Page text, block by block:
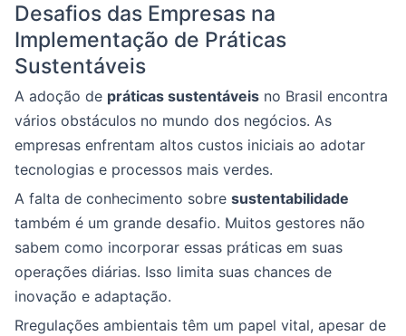
Desafios das Empresas na
Implementação de Práticas
Sustentáveis
A adoção de práticas sustentáveis no Brasil encontra
vários obstáculos no mundo dos negócios. As
empresas enfrentam altos custos iniciais ao adotar
tecnologias e processos mais verdes.
A falta de conhecimento sobre sustentabilidade
também é um grande desafio. Muitos gestores não
sabem como incorporar essas práticas em suas
operações diárias. Isso limita suas chances de
inovação e adaptação.
Rregulações ambientais têm um papel vital, apesar de